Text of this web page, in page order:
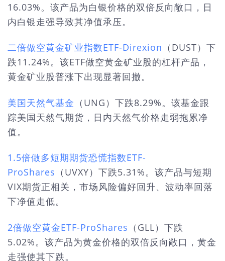
16.03%。该产品为白银价格的双倍反向敞口，日
内白银走强导致其净值承压。
二倍做空黄金矿业指数ETF-Direxion （DUST）下
跌11.24%。该ETF做空黄金矿业股的杠杆产品，
黄金矿业股普涨下出现显著回撤。
美国天然气基金 （UNG）下跌8.29%。该基金跟
踪美国天然气期货，日内天然气价格走弱拖累净
值。
1.5倍做多短期期货恐慌指数ETF-
ProShares （UVXY）下跌5.31%。该产品与短期
VIX期货正相关，市场风险偏好回升、波动率回落
下净值走低。
2倍做空黄金ETF-ProShares （GLL）下跌
5.02%。该产品为黄金价格的双倍反向敞口，黄金
走强使其下跌。